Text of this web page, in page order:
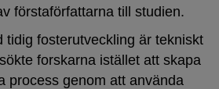
förstaförfattarna till studien.
tidig fosterutveckling är tekniskt
forskarna istället att skapa
process genom att använda